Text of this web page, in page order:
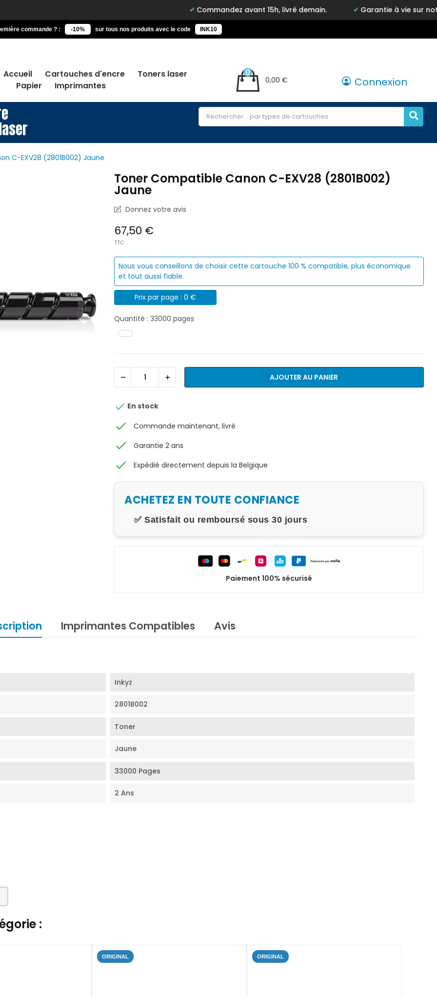
Commandez avant 15h, livré demain. Garantie à vie sur notre
commande ? : -10% sur tous nos produits avec le code INK10
Accueil Cartouches d'encre
Toners laser
Papier
Imprimantes
0,00 €
0
Connexion
C-EXV28 (2801B002) Jaune
Toner Compatible Canon C-EXV28 (2801B002)
Jaune
Donnez votre avis
67,50 €
TTC
Nous vous conseillons de choisir cette cartouche 100 % compatible, plus économique
et tout aussi fiable.
Prix par page : 0 €
Quantité : 33000 pages
AJOUTER AU PANIER
 En stock
check Commande maintenant, livré
check Garantie 2 ans
check Expédié directement depuis la Belgique
ACHETEZ EN TOUTE CONFIANCE
✅ Satisfait ou remboursé sous 30 jours
Paiement 100% sécurisé
Imprimantes Compatibles Avis
Inkyz
2801B002
Toner
Jaune
33000 Pages
2 Ans
:
ORIGINAL ORIGINAL